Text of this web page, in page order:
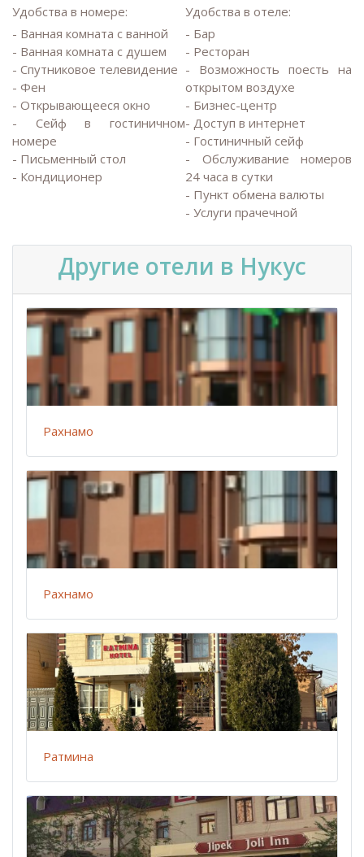
Удобства в номере:
Удобства в отеле:
- Ванная комната с ванной
- Ванная комната с душем
- Спутниковое телевидение
- Фен
- Открывающееся окно
- Сейф в гостиничном
номере
- Письменный стол
- Кондиционер
- Бар
- Ресторан
- Возможность поесть на
открытом воздухе
- Бизнес-центр
- Доступ в интернет
- Гостиничный сейф
- Обслуживание номеров
24 часа в сутки
- Пункт обмена валюты
- Услуги прачечной
Другие отели в Нукус
Рахнамо
Рахнамо
Ратмина